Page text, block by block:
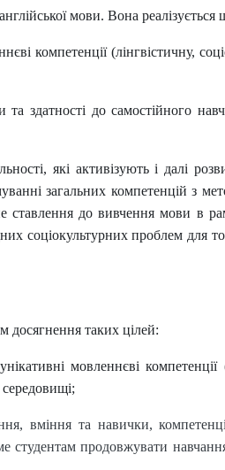
мови. Вона
компетенції (лінгвістичну,
та здатності до самостійного
які активізують і далі
загальних компетенцій з
ставлення до вивчення мови в
соціокультурних проблем для
досягнення таких цілей:
мовленнєві
вміння та навички,
студентам продовжувати